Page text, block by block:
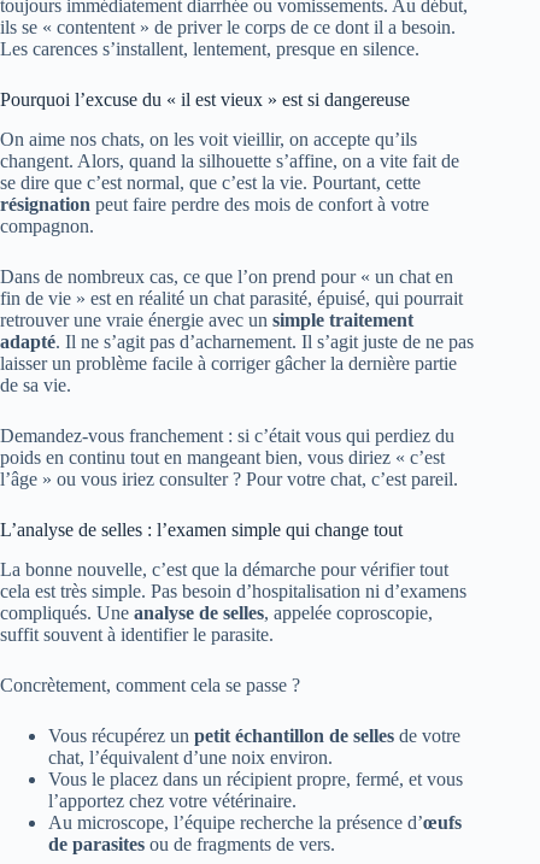
toujours immédiatement diarrhée ou vomissements. Au début,
ils se « contentent » de priver le corps de ce dont il a besoin.
Les carences s’installent, lentement, presque en silence.
Pourquoi l’excuse du « il est vieux » est si dangereuse
On aime nos chats, on les voit vieillir, on accepte qu’ils
changent. Alors, quand la silhouette s’affine, on a vite fait de
se dire que c’est normal, que c’est la vie. Pourtant, cette
résignation peut faire perdre des mois de confort à votre
compagnon.
Dans de nombreux cas, ce que l’on prend pour « un chat en
fin de vie » est en réalité un chat parasité, épuisé, qui pourrait
retrouver une vraie énergie avec un simple traitement
adapté. Il ne s’agit pas d’acharnement. Il s’agit juste de ne pas
laisser un problème facile à corriger gâcher la dernière partie
de sa vie.
Demandez-vous franchement : si c’était vous qui perdiez du
poids en continu tout en mangeant bien, vous diriez « c’est
l’âge » ou vous iriez consulter ? Pour votre chat, c’est pareil.
L’analyse de selles : l’examen simple qui change tout
La bonne nouvelle, c’est que la démarche pour vérifier tout
cela est très simple. Pas besoin d’hospitalisation ni d’examens
compliqués. Une analyse de selles, appelée coproscopie,
suffit souvent à identifier le parasite.
Concrètement, comment cela se passe ?
Vous récupérez un petit échantillon de selles de votre
chat, l’équivalent d’une noix environ.
Vous le placez dans un récipient propre, fermé, et vous
l’apportez chez votre vétérinaire.
Au microscope, l’équipe recherche la présence d’œufs
de parasites ou de fragments de vers.